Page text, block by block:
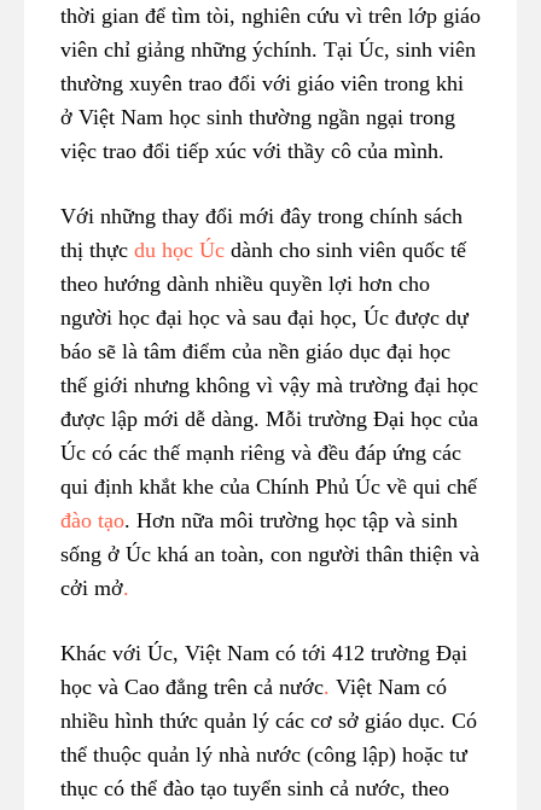
thời gian để tìm tòi, nghiên cứu vì trên lớp giáo
viên chỉ giảng những ýchính. Tại Úc, sinh viên
thường xuyên trao đổi với giáo viên trong khi
ở Việt Nam học sinh thường ngần ngại trong
việc trao đổi tiếp xúc với thầy cô của mình.
Với những thay đổi mới đây trong chính sách
thị thực du học Úc dành cho sinh viên quốc tế
theo hướng dành nhiều quyền lợi hơn cho
người học đại học và sau đại học, Úc được dự
báo sẽ là tâm điểm của nền giáo dục đại học
thế giới nhưng không vì vậy mà trường đại học
được lập mới dễ dàng. Mỗi trường Đại học của
Úc có các thế mạnh riêng và đều đáp ứng các
qui định khắt khe của Chính Phủ Úc về qui chế
đào tạo. Hơn nữa môi trường học tập và sinh
sống ở Úc khá an toàn, con người thân thiện và
cởi mở.
Khác với Úc, Việt Nam có tới 412 trường Đại
học và Cao đẳng trên cả nước. Việt Nam có
nhiều hình thức quản lý các cơ sở giáo dục. Có
thể thuộc quản lý nhà nước (công lập) hoặc tư
thục có thể đào tạo tuyển sinh cả nước, theo